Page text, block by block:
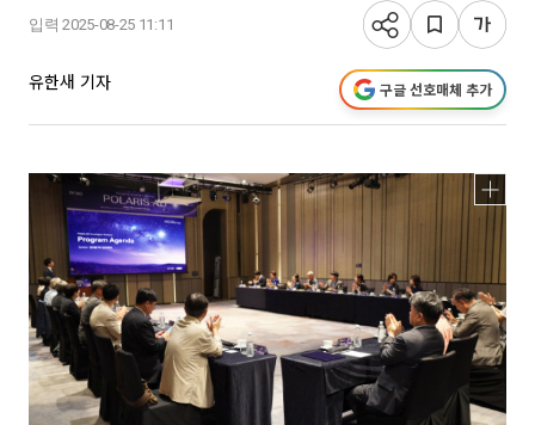
입력 2025-08-25 11:11
유한새 기자 구글 선호매체 추가